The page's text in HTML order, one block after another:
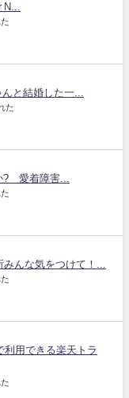
と結婚した一...
た
? 愛着障害...
みんな気をつけて！...
利用できる楽天トラ